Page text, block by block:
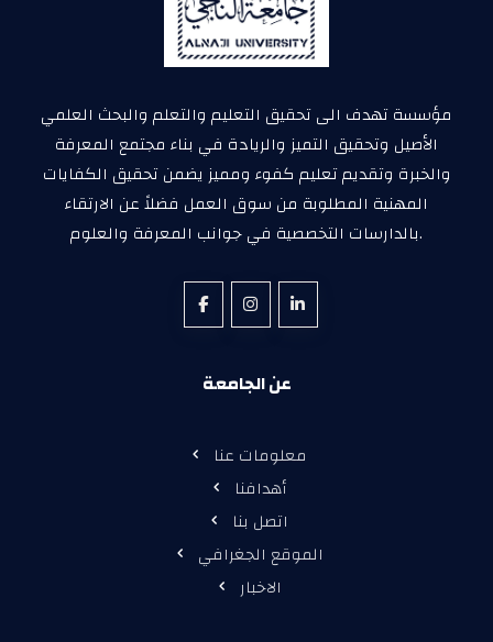
مؤسسة تهدف الى تحقيق التعليم والتعلم والبحث العلمي
الأصيل وتحقيق التميز والريادة في بناء مجتمع المعرفة
والخبرة وتقديم تعليم كفوء ومميز يضمن تحقيق الكفايات
المهنية المطلوبة من سوق العمل فضلاً عن الارتقاء
بالدارسات التخصصية في جوانب المعرفة والعلوم.
عن الجامعة
معلومات عنا
أهدافنا
اتصل بنا
الموقع الجغرافي
الاخبار